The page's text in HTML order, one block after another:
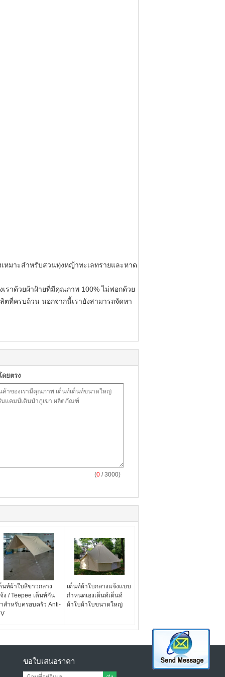
เหมาะสำหรับสวนทุ่งหญ้าทะเลทรายและหาด
เราด้วยผ้าฝ้ายที่มีคุณภาพ 100% ไม่ฟอกด้วย
ตที่ครบถ้วน นอกจากนี้เรายังสามารถจัดหา
ดยตรง
(0 / 3000)
นท์ผ้าใบสีขาวกลาง
ง / Teepee เต็นท์กัน
สำหรับครอบครัว Anti-
เต็นท์ผ้าใบกลางแจ้งแบบ
กำหนดเองเต็นท์เต็นท์
ผ้าใบผ้าใบขนาดใหญ่
ขอใบเสนอราคา